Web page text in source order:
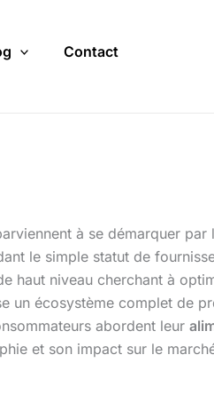
Contact
à se démarquer par
le simple statut de
haut niveau cherchant à
un écosystème complet de
abordent leur
et son impact sur le